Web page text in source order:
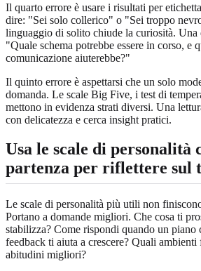
Il quarto errore è usare i risultati per
dire: "Sei solo collerico" o "Sei troppo
linguaggio di solito chiude la curiosità. Una
"Quale schema potrebbe essere in corso, e
comunicazione aiuterebbe?"
Il quinto errore è aspettarsi che un solo
domanda. Le scale Big Five, i test di
mettono in evidenza strati diversi. Una
con delicatezza e cerca insight pratici.
Usa le scale di personalità
partenza per riflettere sul
Le scale di personalità più utili non
Portano a domande migliori. Che cosa ti
stabilizza? Come rispondi quando un piano
feedback ti aiuta a crescere? Quali ambienti
abitudini migliori?